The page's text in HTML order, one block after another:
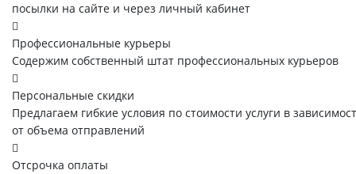
посылки на сайте и через личный кабинет
Профессиональные курьеры
Содержим собственный штат профессиональных курьеров
Персональные скидки
Предлагаем гибкие условия по стоимости услуги в
от объема отправлений
Отсрочка оплаты